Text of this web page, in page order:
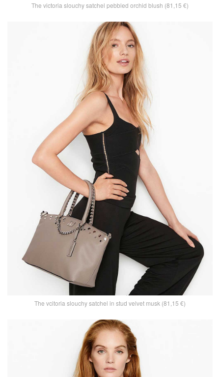
The victoria slouchy satchel pebbled orchid blush (81,15 €)
The vcitoria slouchy satchel in stud velvet musk (81,15 €)